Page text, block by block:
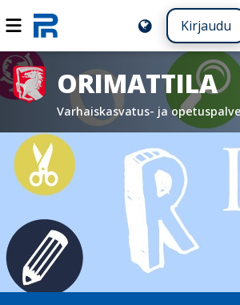
Kirjaudu
ORIMATTILA
Varhaiskasvatus- ja